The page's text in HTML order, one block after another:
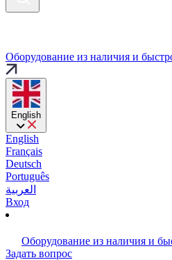
Оборудование из наличия и
English
English
Français
Deutsch
Português
العربية
Вход
Оборудование из наличия и
Задать вопрос